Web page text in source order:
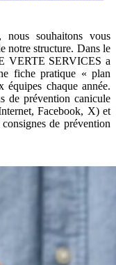
souhaitons vous
notre structure. Dans le
VERTE SERVICES a
fiche pratique « plan
chaque année.
de prévention canicule
Facebook, X) et
de prévention